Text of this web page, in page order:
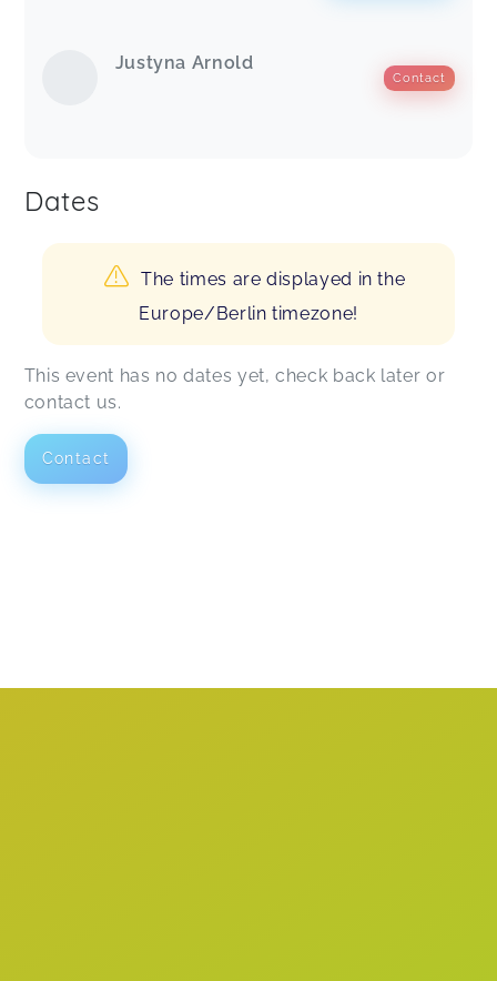
Justyna Arnold
Contact
Dates
The times are displayed in the
Europe/Berlin timezone!
This event has no dates yet, check back later or
contact us.
Contact